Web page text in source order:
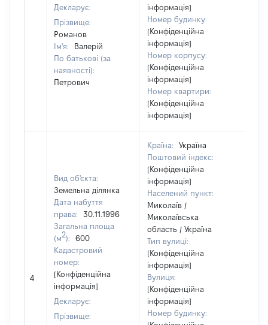
Декларує:
Прізвище:
Романов
Ім'я:
Валерій
По батькові (за
наявності):
Петрович
інформація]
Номер будинку:
[Конфіденційна
інформація]
Номер корпусу:
[Конфіденційна
інформація]
Номер квартири:
[Конфіденційна
інформація]
4
Вид об'єкта:
Земельна ділянка
Дата набуття
права:
30.11.1996
Загальна площа
(м2):
600
Кадастровий
номер:
[Конфіденційна
інформація]
Декларує:
Прізвище:
Країна:
Україна
Поштовий індекс:
[Конфіденційна
інформація]
Населений пункт:
Миколаїв /
Миколаївська
область / Україна
Тип вулиці:
[Конфіденційна
інформація]
Вулиця:
[Конфіденційна
інформація]
Номер будинку: